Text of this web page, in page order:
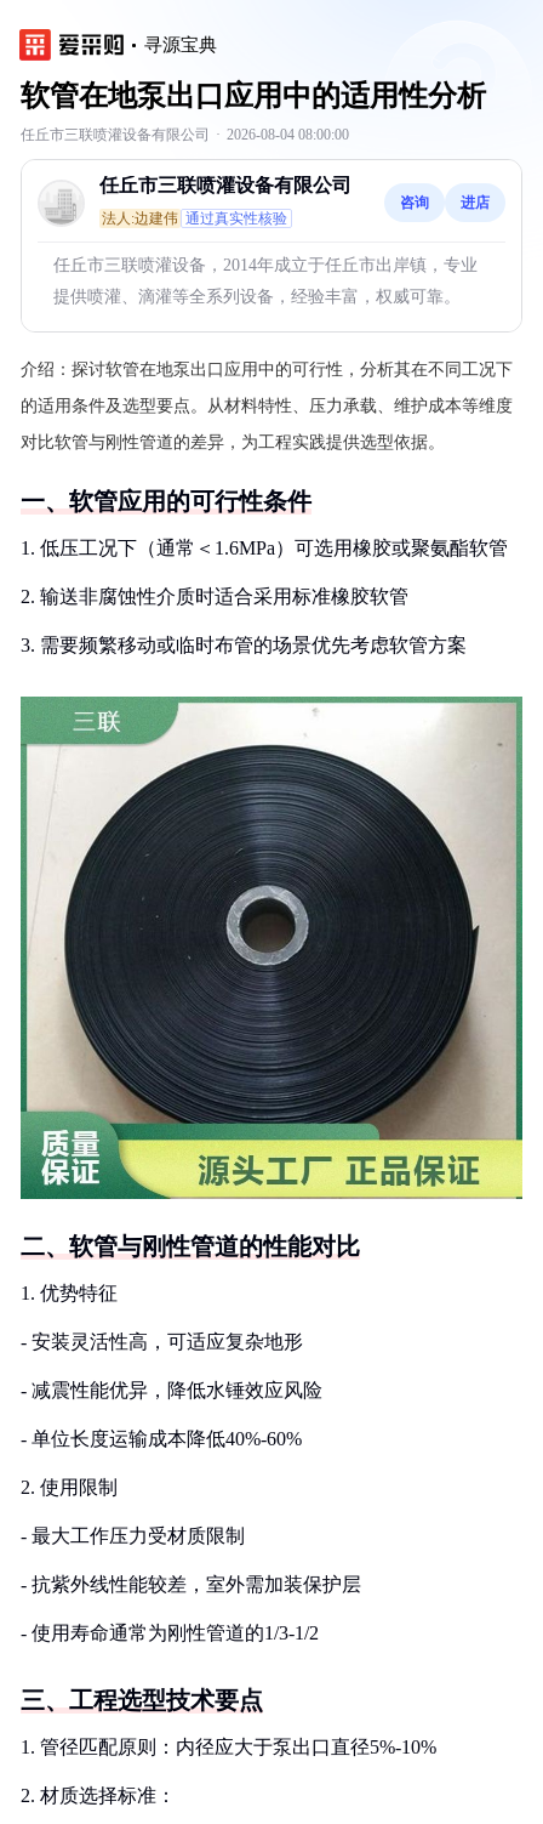
寻源宝典
软管在地泵出口应用中的适用性分析
任丘市三联喷灌设备有限公司 · 2026-08-04 08:00:00
任丘市三联喷灌设备有限公司
法人:边建伟 通过真实性核验
咨询 进店
任丘市三联喷灌设备，2014年成立于任丘市出岸镇，专业
提供喷灌、滴灌等全系列设备，经验丰富，权威可靠。
介绍： 探讨软管在地泵出口应用中的可行性，分析其在不同工况下
的适用条件及选型要点。从材料特性、压力承载、维护成本等维度
对比软管与刚性管道的差异，为工程实践提供选型依据。
一、软管应用的可行性条件
1. 低压工况下（通常＜1.6MPa）可选用橡胶或聚氨酯软管
2. 输送非腐蚀性介质时适合采用标准橡胶软管
3. 需要频繁移动或临时布管的场景优先考虑软管方案
二、软管与刚性管道的性能对比
1. 优势特征
- 安装灵活性高，可适应复杂地形
- 减震性能优异，降低水锤效应风险
- 单位长度运输成本降低40%-60%
2. 使用限制
- 最大工作压力受材质限制
- 抗紫外线性能较差，室外需加装保护层
- 使用寿命通常为刚性管道的1/3-1/2
三、工程选型技术要点
1. 管径匹配原则：内径应大于泵出口直径5%-10%
2. 材质选择标准：